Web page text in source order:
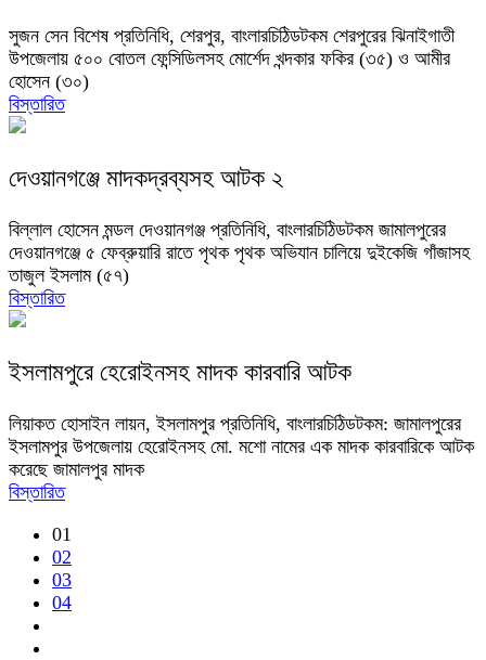
সুজন সেন বিশেষ প্রতিনিধি, শেরপুর, বাংলারচিঠিডটকম শেরপুরের ঝিনাইগাতী
উপজেলায় ৫০০ বোতল ফেন্সিডিলসহ মোর্শেদ খন্দকার ফকির (৩৫) ও আমীর
হোসেন (৩০)
বিস্তারিত
দেওয়ানগঞ্জে মাদকদ্রব্যসহ আটক ২
বিল্লাল হোসেন মন্ডল দেওয়ানগঞ্জ প্রতিনিধি, বাংলারচিঠিডটকম জামালপুরের
দেওয়ানগঞ্জে ৫ ফেব্রুয়ারি রাতে পৃথক পৃথক অভিযান চালিয়ে দুইকেজি গাঁজাসহ
তাজুল ইসলাম (৫৭)
বিস্তারিত
ইসলামপুরে হেরোইনসহ মাদক কারবারি আটক
লিয়াকত হোসাইন লায়ন, ইসলামপুর প্রতিনিধি, বাংলারচিঠিডটকম: জামালপুরের
ইসলামপুর উপজেলায় হেরোইনসহ মো. মশো নামের এক মাদক কারবারিকে আটক
করেছে জামালপুর মাদক
বিস্তারিত
01
02
03
04